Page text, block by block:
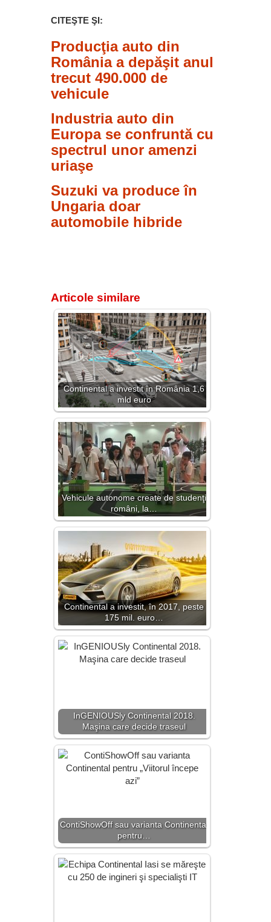
CITEŞTE ŞI:
Producţia auto din
România a depăşit anul
trecut 490.000 de
vehicule
Industria auto din
Europa se confruntă cu
spectrul unor amenzi
uriaşe
Suzuki va produce în
Ungaria doar
automobile hibride
Articole similare
Continental a investit în România 1,6
mld euro
Vehicule autonome create de studenţi
români, la…
Continental a investit, în 2017, peste
175 mil. euro…
InGENIOUSly Continental 2018.
Maşina care decide traseul
ContiShowOff sau varianta Continental
pentru…